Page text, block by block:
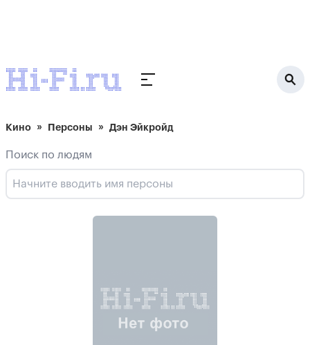
Кино Персоны Дэн Эйкройд
Поиск по людям